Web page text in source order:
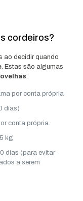
cordeiros?
ao decidir quando
. Estas são algumas
:
por conta própria
dias)
conta própria.
kg
dias (para evitar
a serem